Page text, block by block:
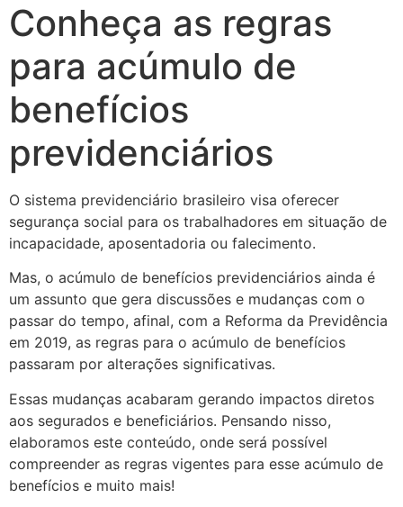
Conheça as regras
para acúmulo de
benefícios
previdenciários
O sistema previdenciário brasileiro visa oferecer
segurança social para os trabalhadores em situação de
incapacidade, aposentadoria ou falecimento.
Mas, o acúmulo de benefícios previdenciários ainda é
um assunto que gera discussões e mudanças com o
passar do tempo, afinal, com a Reforma da Previdência
em 2019, as regras para o acúmulo de benefícios
passaram por alterações significativas.
Essas mudanças acabaram gerando impactos diretos
aos segurados e beneficiários. Pensando nisso,
elaboramos este conteúdo, onde será possível
compreender as regras vigentes para esse acúmulo de
benefícios e muito mais!